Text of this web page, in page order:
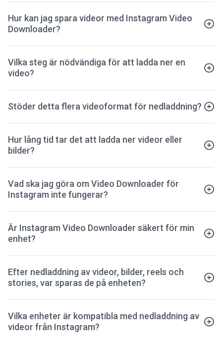
Hur kan jag spara videor med Instagram Video
Downloader?
Vilka steg är nödvändiga för att ladda ner en
video?
Stöder detta flera videoformat för nedladdning?
Hur lång tid tar det att ladda ner videor eller
bilder?
Vad ska jag göra om Video Downloader för
Instagram inte fungerar?
Är Instagram Video Downloader säkert för min
enhet?
Efter nedladdning av videor, bilder, reels och
stories, var sparas de på enheten?
Vilka enheter är kompatibla med nedladdning av
videor från Instagram?